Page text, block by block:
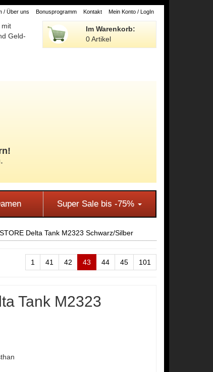
/ Über uns Bonusprogramm Kontakt Mein Konto / LogIn
mit
Geld-
Im Warenkorb:
0 Artikel
Super Sale bis -75%
Delta Tank M2323 Schwarz/Silber
1 41 42 43 44 45 101
Tank M2323